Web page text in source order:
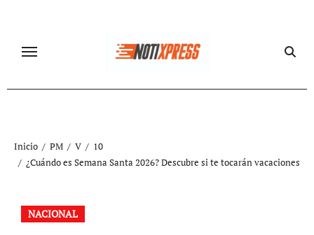
contenido
Inicio PM V
10
¿Cuándo es Semana Santa 2026? Descubre si te tocarán vacaciones
NACIONAL